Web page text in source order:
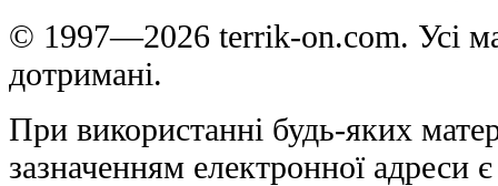
© 1997—2026 terrik-on.com. Усі
дотримані.
При використанні будь-яких
зазначенням електронної адреси